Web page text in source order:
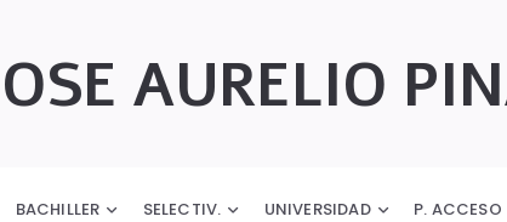
AURELIO
BACHILLER SELECTIV. UNIVERSIDAD P. ACCESO